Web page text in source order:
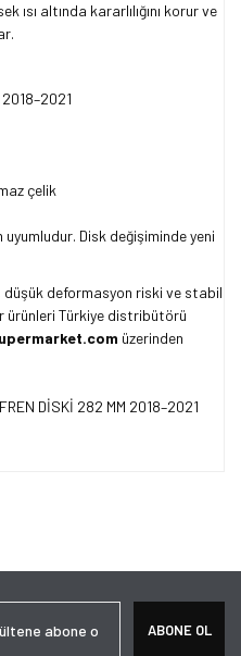
ısı altında kararlılığını korur ve
çelik
Disk değişiminde yeni
düşük deformasyon riski ve stabil
ürünleri Türkiye distribütörü
üzerinden
bulunuyor.
ABONE OL